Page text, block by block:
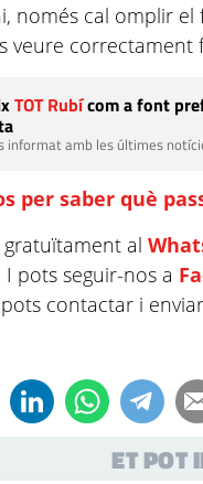
només cal omplir
veure correctament
TOT Rubícom a font
informat amb les últimes
per saber què
gratuïtament al
I pots seguir-nos a
contactar i
ET POT